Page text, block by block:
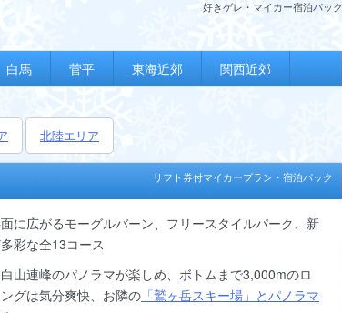
好きゲレ・マイカー宿泊パック
白馬 菅平 東海近郊 関西近郊
北陸エリア
リフト券付マイカープラン・宿泊パック
に広がるモーグルバーン、フリースタイルパーク、新
彩な全13コース
山連峰のパノラマが楽しめ、ボトムまで3,000mのロ
グは気分爽快、お隣の 「鷲ヶ岳スキー場」とパノラマ